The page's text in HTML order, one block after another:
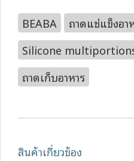
BEABA
ถาดแช่แข็งอา
Silicone
ถาดเก็บอาหาร
สินค้าเกี่ยวข้อง